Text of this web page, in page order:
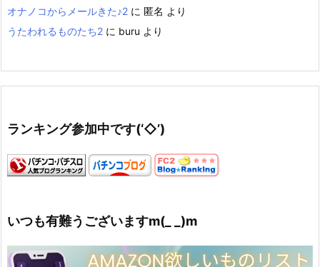
オナノコからメールきた♪2 に 匿名 より
うたわれるものたち2 に buru より
ランキング参加中です(‘◇’)ゞ
いつも有難うございますm(_ _)m